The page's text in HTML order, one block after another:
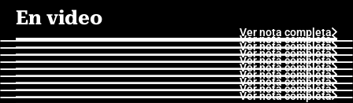
En video
Ver nota completa
Ver nota completa
Ver nota completa
Ver nota completa
Ver nota completa
Ver nota completa
Ver nota completa
Ver nota completa
Ver nota completa
Ver nota completa